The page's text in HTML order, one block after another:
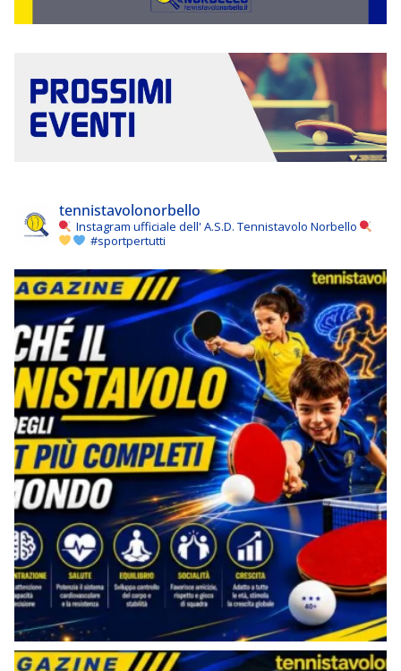
tennistavolonorbello
Instagram ufficiale dell' A.S.D. Tennistavolo Norbello
#sportpertutti